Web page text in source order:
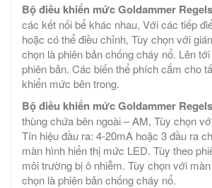
Bộ điều khiển mức Goldammer
các kết nối bể khác nhau, Với các tiếp
hoặc có thể điều chỉnh, Tùy chọn với
chọn là phiên bản chống cháy nổ. Lên
phiên bản. Các biến thể phích cắm cho
khiển mức bên trong.
Bộ điều khiển mức Goldammer
thùng chứa bên ngoài – AM, Tùy chọn
Tín hiệu đầu ra: 4-20mA hoặc 3 đầu ra
màn hình hiển thị mức LED. Tùy theo
môi trường bị ô nhiễm. Tùy chọn với
chọn là phiên bản chống cháy nổ.